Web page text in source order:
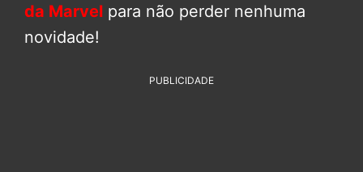
da Marvel para não perder nenhuma
novidade!
PUBLICIDADE